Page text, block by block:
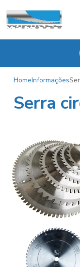
HomeInformações
Serra